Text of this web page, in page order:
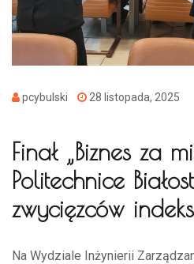
pcybulski 28 listopada, 2025
Finał „Biznes za
Politechnice
zwycięzców
Na Wydziale Inżynierii